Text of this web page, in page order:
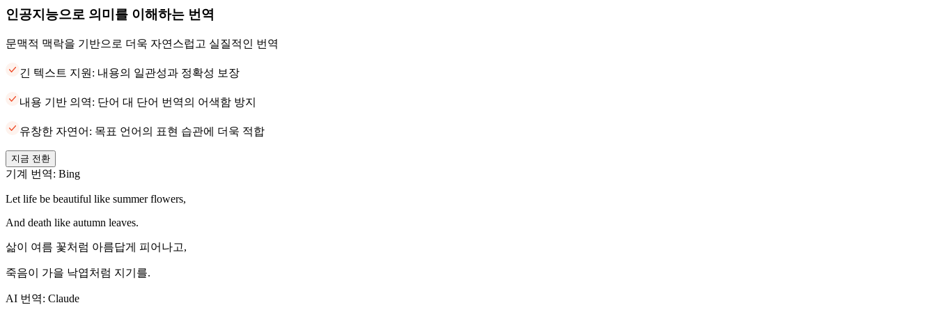
인공지능으로 의미를 이해하는 번역
문맥적 맥락을 기반으로 더욱 자연스럽고 실질적인 번역
긴 텍스트 지원: 내용의 일관성과 정확성 보장
내용 기반 의역: 단어 대 단어 번역의 어색함 방지
유창한 자연어: 목표 언어의 표현 습관에 더욱 적합
지금 전환
기계 번역: Bing
Let life be beautiful like summer flowers,
And death like autumn leaves.
삶이 여름 꽃처럼 아름답게 피어나고,
죽음이 가을 낙엽처럼 지기를.
AI 번역: Claude